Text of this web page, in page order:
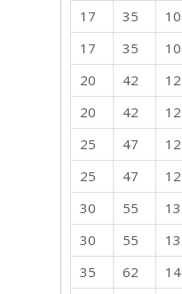
17
35 10
17
35 10
20
42 12
20
42 12
25
47 12
25
47 12
30
55 13
30
55 13
35
62 14